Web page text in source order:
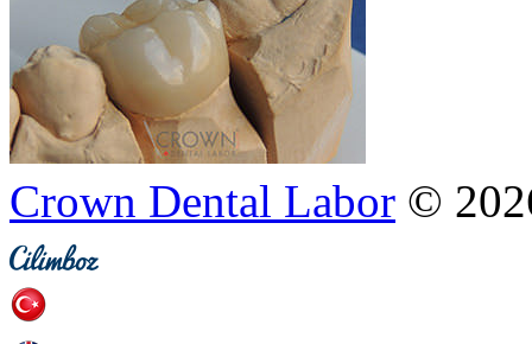
Crown Dental Labor ©